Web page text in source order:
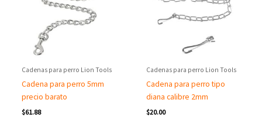
Cadenas para perro Lion Tools
Cadena para perro 5mm
precio barato
$61.88
Cadenas para perro Lion Tools
Cadena para perro tipo
diana calibre 2mm
$20.00